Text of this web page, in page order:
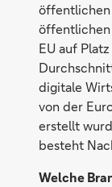
öffentlichen
öffentlichen
EU auf
digitale
von der
erstellt
besteht
Welche